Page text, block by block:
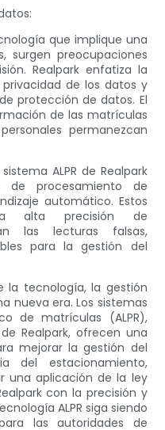
que implique una
surgen preocupaciones
Realpark enfatiza la
de los datos y
protección de datos. El
de las matrículas
permanezcan
ALPR de Realpark
de procesamiento de
automático. Estos
alta precisión de
las lecturas falsas,
para la gestión del
la tecnología, la gestión
nueva era. Los sistemas
de matrículas (ALPR),
Realpark, ofrecen una
mejorar la gestión del
del estacionamiento,
una aplicación de la ley
con la precisión y
ALPR siga siendo
las autoridades de